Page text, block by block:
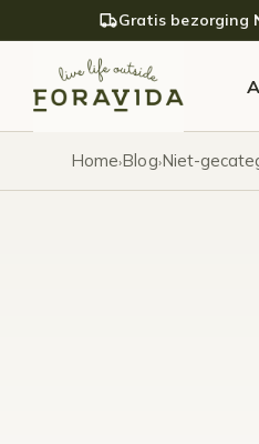
Verder naar navigatie
Ga naar de inhoudGratis bezorging
Home›Blog›Niet-